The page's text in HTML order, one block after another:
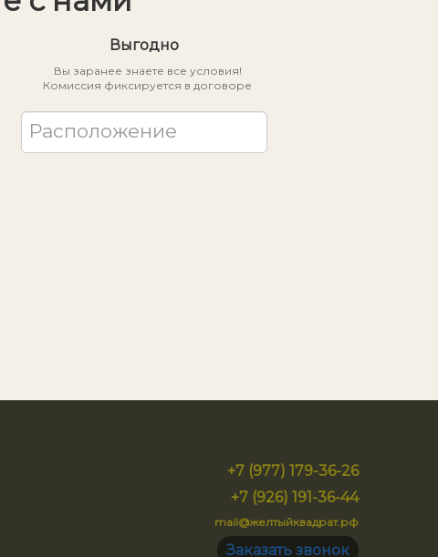
Выгодно
Вы заранее знаете все условия!
Комиссия фиксируется в договоре
Расположение
+7 (977) 179-36-26
+7 (926) 191-36-44
mail@желтыйквадрат.рф
Заказать звонок